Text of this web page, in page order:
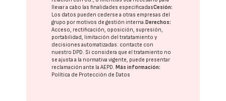
llevar a cabo las finalidades especificadasCesión:
Los datos pueden cederse a otras empresas del
grupo por motivos de gestión interna. Derechos:
Acceso, rectificación, oposición, supresión,
portabilidad, limitación del tratatamiento y
decisiones automatizadas: contacte con
nuestro DPD. Si considera que el tratamiento no
se ajusta a la normativa vigente, puede presentar
reclamación ante laAEPD. Más información:
Política de Protección de Datos